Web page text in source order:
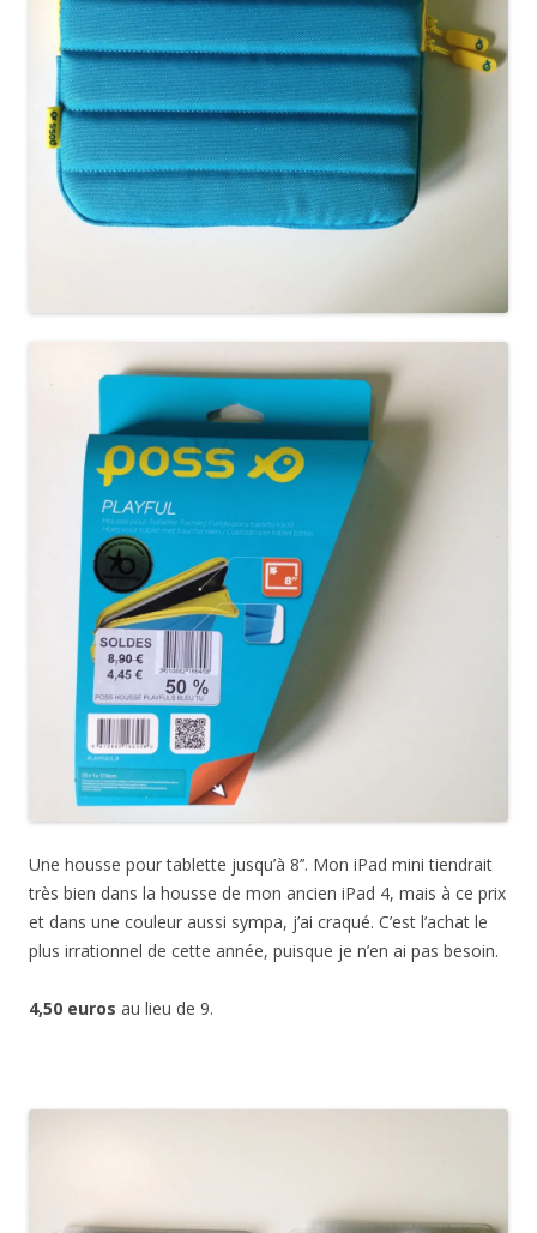
Une housse pour tablette jusqu’à 8’’. Mon iPad mini tiendrait
très bien dans la housse de mon ancien iPad 4, mais à ce prix
et dans une couleur aussi sympa, j’ai craqué. C’est l’achat le
plus irrationnel de cette année, puisque je n’en ai pas besoin.
4,50 euros au lieu de 9.